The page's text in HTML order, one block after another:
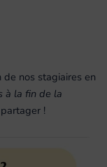
nos stagiaires en
à la fin de la
!